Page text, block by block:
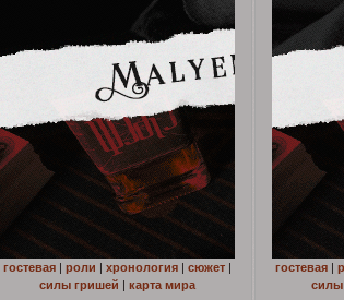
гостевая | роли | хронология | сюжет |
силы гришей | карта мира
гостевая |
силы